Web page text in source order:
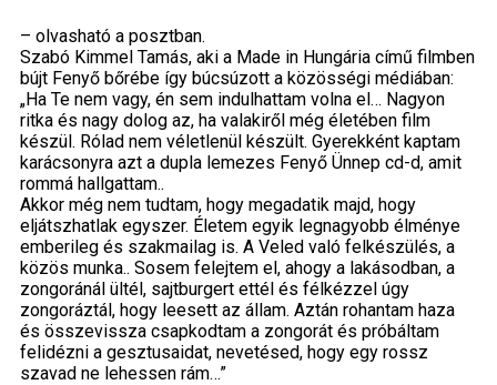
– olvasható a posztban.
Szabó Kimmel Tamás, aki a Made in Hungária című filmben
bújt Fenyő bőrébe így búcsúzott a közösségi médiában:
„Ha Te nem vagy, én sem indulhattam volna el… Nagyon
ritka és nagy dolog az, ha valakiről még életében film
készül. Rólad nem véletlenül készült. Gyerekként kaptam
karácsonyra azt a dupla lemezes Fenyő Ünnep cd-d, amit
rommá hallgattam..
Akkor még nem tudtam, hogy megadatik majd, hogy
eljátszhatlak egyszer. Életem egyik legnagyobb élménye
emberileg és szakmailag is. A Veled való felkészülés, a
közös munka.. Sosem felejtem el, ahogy a lakásodban, a
zongoránál ültél, sajtburgert ettél és félkézzel úgy
zongoráztál, hogy leesett az állam. Aztán rohantam haza
és összevissza csapkodtam a zongorát és próbáltam
felidézni a gesztusaidat, nevetésed, hogy egy rossz
szavad ne lehessen rám…”